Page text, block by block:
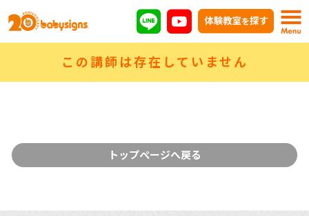
この講師は存在していません
トップページへ戻る